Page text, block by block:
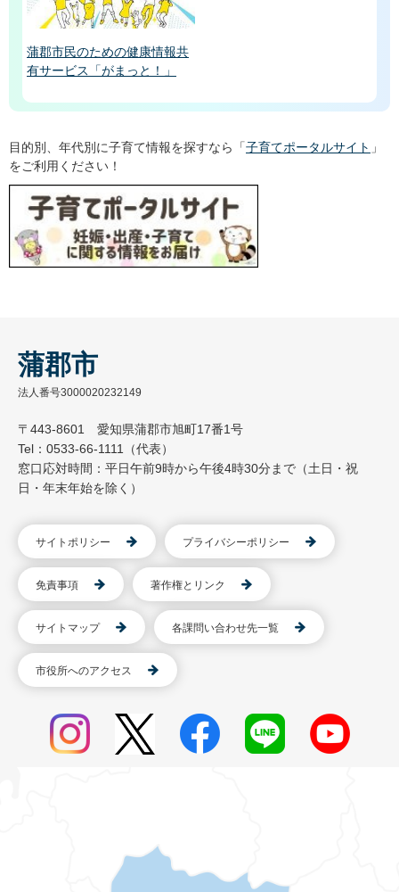
蒲郡市民のための健康情報共
有サービス「がまっと！」
目的別、年代別に子育て情報を探すなら「子育てポータルサイト 」
をご利用ください！
蒲郡市
法人番号3000020232149
〒443-8601 愛知県蒲郡市旭町17番1号
Tel：0533-66-1111（代表）
窓口応対時間：平日午前9時から午後4時30分まで（土日・祝
日・年末年始を除く）
サイトポリシー プライバシーポリシー
免責事項 著作権とリンク
サイトマップ 各課問い合わせ先一覧
市役所へのアクセス